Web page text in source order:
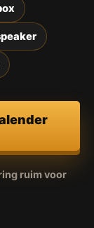
ruim voor